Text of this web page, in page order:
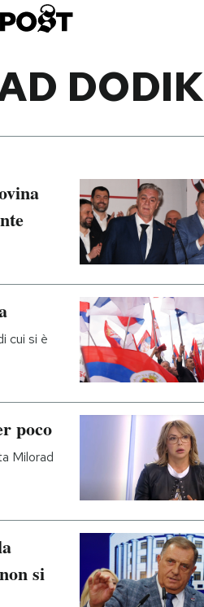
DODIK
cui si è
poco
Milorad
si